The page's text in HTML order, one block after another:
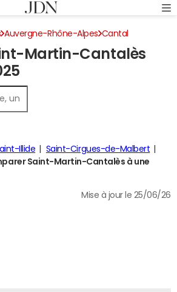
Auvergne-Rhône-Alpes Cantal
Impôt sur le revenu
Martin-Cantalès
Illide
Saint-Cirgues-de-Malbert
Saint-Martin-Cantalès à une
Mise à jour le 25/06/26